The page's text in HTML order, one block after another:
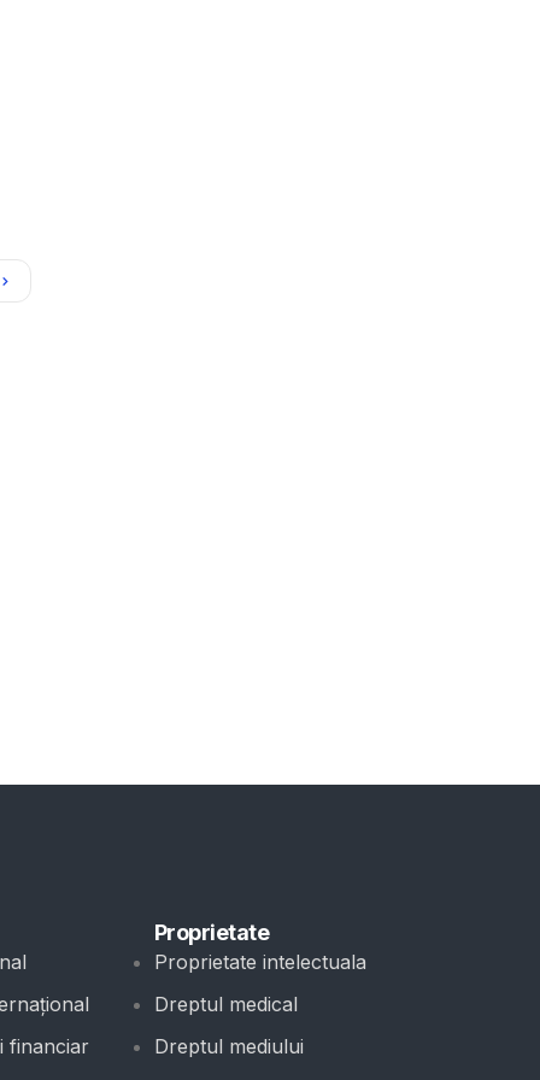
financiar
Proprietate
Proprietate intelectuala
Dreptul medical
Dreptul mediului